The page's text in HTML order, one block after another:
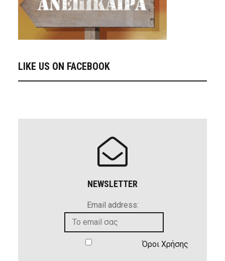
LIKE US ON FACEBOOK
NEWSLETTER
Email address:
Όροι Χρήσης